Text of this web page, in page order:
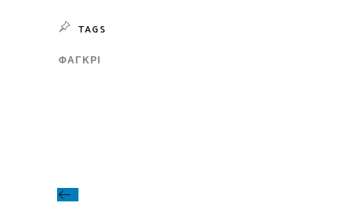
TAGS
ΦΑΓΚΡΊ